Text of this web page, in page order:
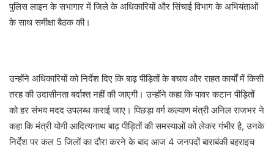
पुलिस लाइन के सभागार में जिले के अधिकारियों और सिंचाई विभाग के अभियंताओं
के साथ समीक्षा बैठक की।
उन्होंने अधिकारियों को निर्देश दिए कि बाढ़ पीड़ितों के बचाव और राहत कार्यों में किसी
तरह की उदासीनता बर्दाश्त नहीं की जाएगी। उन्होंने कहा कि पावर कटान पीड़ितों
को हर संभव मदद उपलब्ध कराई जाए। पिछड़ा वर्ग कल्याण मंत्री अनिल राजभर ने
कहा कि मंत्री योगी आदित्यनाथ बाढ़ पीड़ितों की समस्याओं को लेकर गंभीर है, उनके
निर्देश पर कल 5 जिलों का दौरा करने के बाद आज 4 जनपदों बाराबंकी बहराइच